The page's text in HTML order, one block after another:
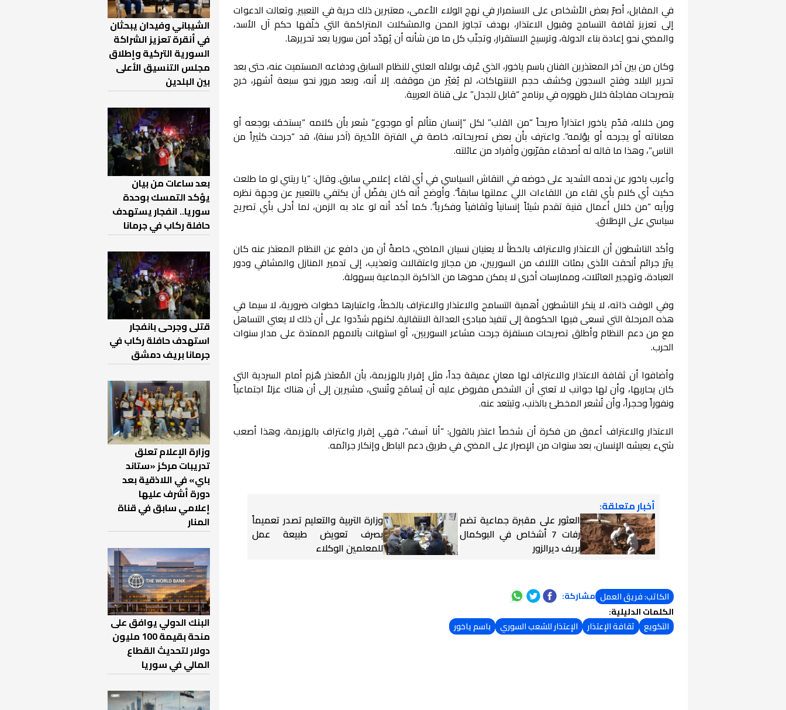
في المقابل، أصرّ بعض الأشخاص على الاستمرار في نهج الولاء الأعمى، معتبرين ذلك حرية في التعبير. وتعالت الدعوات
إلى تعزيز ثقافة التسامح وقبول الاعتذار، بهدف تجاوز المحن والمشكلات المتراكمة التي خلّفها حكم آل الأسد،
والمضي نحو إعادة بناء الدولة، وترسيخ الاستقرار، وتجنّب كل ما من شأنه أن يُهدّد أمن سوريا بعد تحريرها.
وكان من بين آخر المعتذرين الفنان باسم ياخور، الذي عُرف بولائه العلني للنظام السابق ودفاعه المستميت عنه، حتى بعد
تحرير البلاد وفتح السجون وكشف حجم الانتهاكات، لم يُغيّر من موقفه. إلا أنه، وبعد مرور نحو سبعة أشهر، خرج
بتصريحات مفاجئة خلال ظهوره في برنامج “قابل للجدل” على قناة العربية.
ومن خلاله، قدّم ياخور اعتذاراً صريحاً “من القلب” لكل “إنسان متألم أو موجوع” شعر بأن كلامه “يستخف بوجعه أو
معاناته أو يجرحه أو يؤلمه”. واعترف بأن بعض تصريحاته، خاصة في الفترة الأخيرة (آخر سنة)، قد “جرحت كثيراً من
الناس”، وهذا ما قاله له أصدقاء مقرّبون وأفراد من عائلته.
وأعرب ياخور عن ندمه الشديد على خوضه في النقاش السياسي في أي لقاء إعلامي سابق. وقال: “يا ريتني لو ما طلعت
حكيت أي كلام بأي لقاء من اللقاءات اللي عملتها سابقاً”. وأوضح أنه كان يفضّل أن يكتفي بالتعبير عن وجهة نظره
ورأيه “من خلال أعمال فنية تقدم شيئاً إنسانياً وثقافياً وفكرياً”. كما أكد أنه لو عاد به الزمن، لما أدلى بأي تصريح
سياسي على الإطلاق.
وأكد الناشطون أن الاعتذار والاعتراف بالخطأ لا يعنيان نسيان الماضي، خاصةً أن من دافع عن النظام المعتذر عنه كان
يبرّر جرائم ألحقت الأذى بمئات الآلاف من السوريين، من مجازر واعتقالات وتعذيب، إلى تدمير المنازل والمشافي ودور
العبادة، وتهجير العائلات، وممارسات أخرى لا يمكن محوها من الذاكرة الجماعية بسهولة.
وفي الوقت ذاته، لا ينكر الناشطون أهمية التسامح والاعتذار والاعتراف بالخطأ، واعتبارها خطوات ضرورية، لا سيما في
هذه المرحلة التي تسعى فيها الحكومة إلى تنفيذ مبادئ العدالة الانتقالية. لكنهم شدّدوا على أن ذلك لا يعني التساهل
مع من دعم النظام وأطلق تصريحات مستفزة جرحت مشاعر السوريين، أو استهانت بآلامهم الممتدة على مدار سنوات
الحرب.
وأضافوا أن ثقافة الاعتذار والاعتراف لها معانٍ عميقة جداً، مثل إقرار بالهزيمة، بأن المُعتذر هُزم أمام السردية التي
كان يحاربها، وأن لها جوانب لا تعني أن الشخص مفروض عليه أن يُسامَح وتُنسى، مشيرين إلى أن هناك عزلاً اجتماعياً
ونفوراً وحجراً، وأن تُشعر المخطئ بالذنب، وتبتعد عنه.
الاعتذار والاعتراف أعمق من فكرة أن شخصاً اعتذر بالقول: “أنا آسف”، فهي إقرار واعتراف بالهزيمة، وهذا أصعب
شيء يعيشه الإنسان، بعد سنوات من الإصرار على المضي في طريق دعم الباطل وإنكار جرائمه.
أخبار متعلقة:
العثور على مقبرة جماعية تضم
رفات 7 أشخاص في البوكمال
بريف ديرالزور
وزارة التربية والتعليم تصدر تعميماً
بصرف تعويض طبيعة عمل
للمعلمين الوكلاء
الكاتب: فريق العمل مشاركة:
الكلمات الدليلية:
التكويع
ثقافة الإعتذار الإعتذار للشعب السوري باسم ياخور
الشيباني وفيدان يبحثان
في أنقرة تعزيز الشراكة
السورية التركية وإطلاق
مجلس التنسيق الأعلى
بين البلدين
بعد ساعات من بيان
يؤكد التمسك بوحدة
سوريا.. انفجار يستهدف
حافلة ركاب في جرمانا
قتلى وجرحى بانفجار
استهدف حافلة ركاب في
جرمانا بريف دمشق
وزارة الإعلام تعلق
تدريبات مركز «ستاند
باي» في اللاذقية بعد
دورة أشرف عليها
إعلامي سابق في قناة
المنار
البنك الدولي يوافق على
منحة بقيمة 100 مليون
دولار لتحديث القطاع
المالي في سوريا